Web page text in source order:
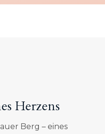
Herzens
Berg – eines